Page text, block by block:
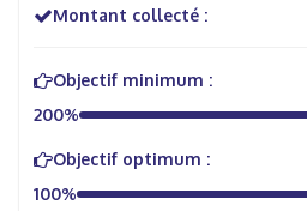
Montant collecté :
Objectif minimum :
200%
Objectif optimum :
100%